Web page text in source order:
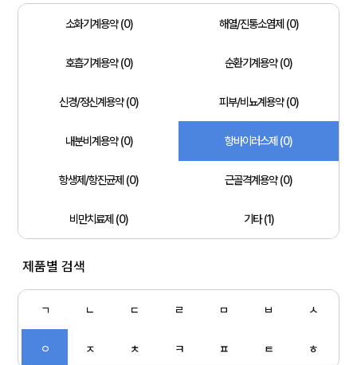
소화기계용약 (0) 해열/진통소염제 (0)
호흡기계용약 (0) 순환기계용약 (0)
신경/정신계용약 (0) 피부/비뇨계용약 (0)
내분비계용약 (0) 항바이러스제 (0)
항생제/항진균제 (0) 근골격계용약 (0)
비만치료제 (0) 기타 (1)
제품별 검색
ㄱ ㄴ ㄷ ㄹ ㅁ ㅂ ㅅ
ㅇ ㅈ ㅊ ㅋ ㅍ ㅌ ㅎ